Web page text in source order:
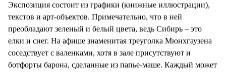
Экспозиция состоит из графики (книжные иллюстрации),
текстов и арт-объектов. Примечательно, что в ней
преобладают зеленый и белый цвета, ведь Сибирь – это
елки и снег. На афише знаменитая треуголка Мюнхгаузена
соседствует с валенками, хотя в зале присутствуют и
ботфорты барона, сделанные из папье-маше. Каждый может